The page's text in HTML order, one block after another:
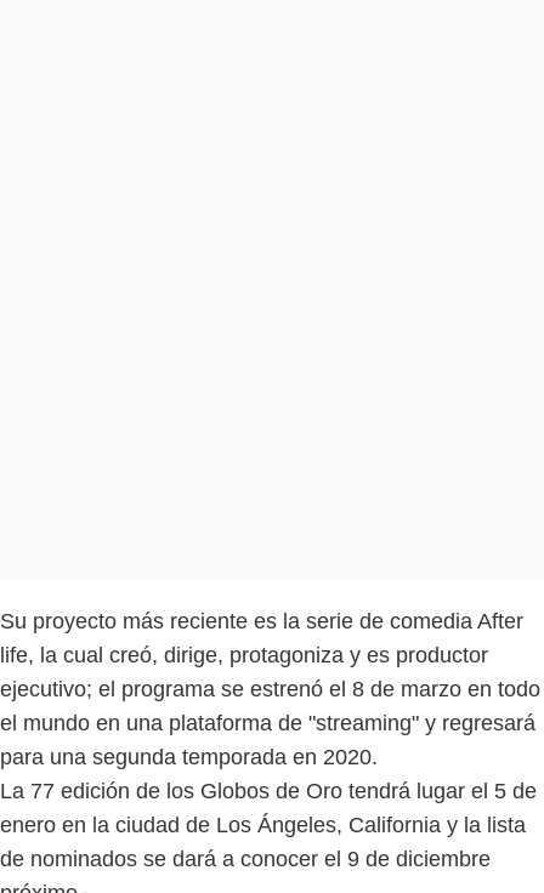
Su proyecto más reciente es la serie de comedia After
life, la cual creó, dirige, protagoniza y es productor
ejecutivo; el programa se estrenó el 8 de marzo en todo
el mundo en una plataforma de "streaming" y regresará
para una segunda temporada en 2020.
La 77 edición de los Globos de Oro tendrá lugar el 5 de
enero en la ciudad de Los Ángeles, California y la lista
de nominados se dará a conocer el 9 de diciembre